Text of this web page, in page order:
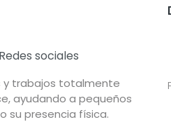
sociales
y trabajos totalmente
ayudando a pequeños
su presencia física.